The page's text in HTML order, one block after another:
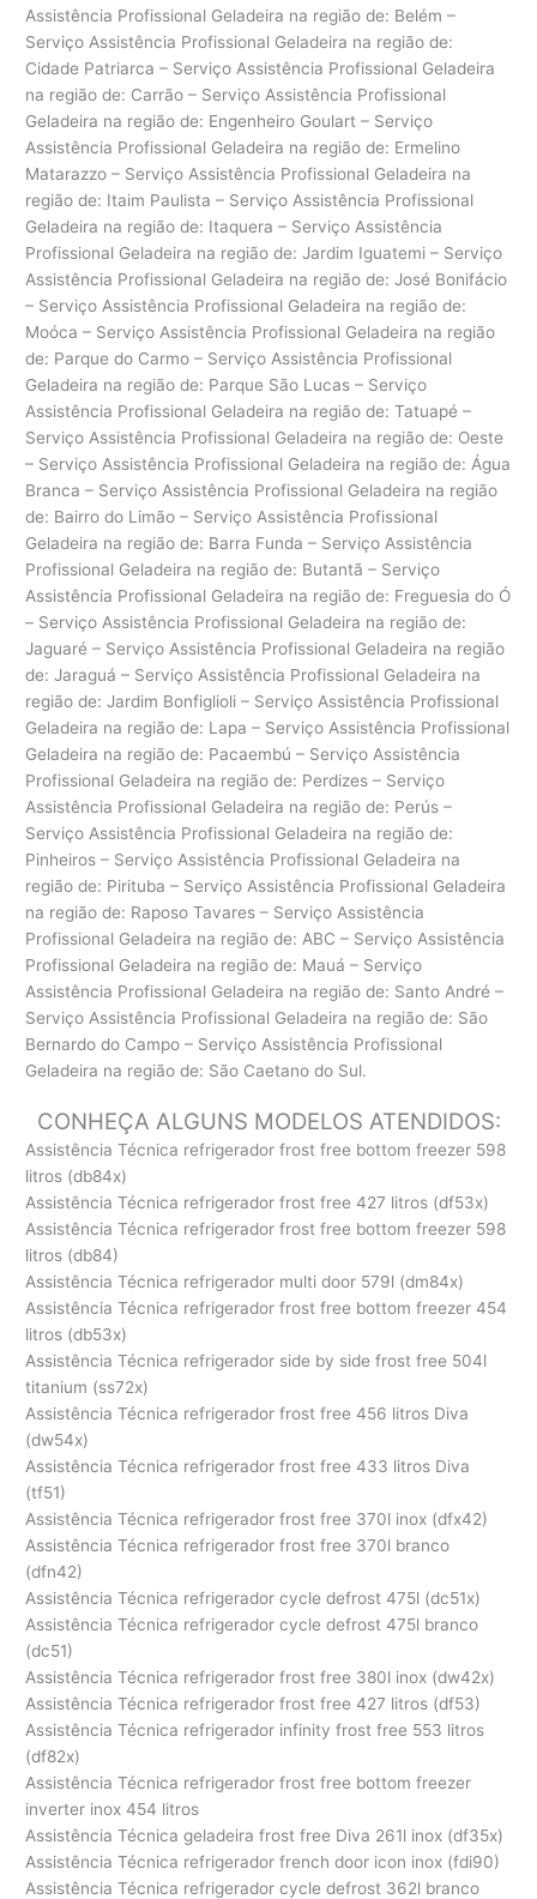
Assistência Profissional Geladeira na região de: Belém –
Serviço Assistência Profissional Geladeira na região de:
Cidade Patriarca – Serviço Assistência Profissional Geladeira
na região de: Carrão – Serviço Assistência Profissional
Geladeira na região de: Engenheiro Goulart – Serviço
Assistência Profissional Geladeira na região de: Ermelino
Matarazzo – Serviço Assistência Profissional Geladeira na
região de: Itaim Paulista – Serviço Assistência Profissional
Geladeira na região de: Itaquera – Serviço Assistência
Profissional Geladeira na região de: Jardim Iguatemi – Serviço
Assistência Profissional Geladeira na região de: José Bonifácio
– Serviço Assistência Profissional Geladeira na região de:
Moóca – Serviço Assistência Profissional Geladeira na região
de: Parque do Carmo – Serviço Assistência Profissional
Geladeira na região de: Parque São Lucas – Serviço
Assistência Profissional Geladeira na região de: Tatuapé –
Serviço Assistência Profissional Geladeira na região de: Oeste
– Serviço Assistência Profissional Geladeira na região de: Água
Branca – Serviço Assistência Profissional Geladeira na região
de: Bairro do Limão – Serviço Assistência Profissional
Geladeira na região de: Barra Funda – Serviço Assistência
Profissional Geladeira na região de: Butantã – Serviço
Assistência Profissional Geladeira na região de: Freguesia do Ó
– Serviço Assistência Profissional Geladeira na região de:
Jaguaré – Serviço Assistência Profissional Geladeira na região
de: Jaraguá – Serviço Assistência Profissional Geladeira na
região de: Jardim Bonfiglioli – Serviço Assistência Profissional
Geladeira na região de: Lapa – Serviço Assistência Profissional
Geladeira na região de: Pacaembú – Serviço Assistência
Profissional Geladeira na região de: Perdizes – Serviço
Assistência Profissional Geladeira na região de: Perús –
Serviço Assistência Profissional Geladeira na região de:
Pinheiros – Serviço Assistência Profissional Geladeira na
região de: Pirituba – Serviço Assistência Profissional Geladeira
na região de: Raposo Tavares – Serviço Assistência
Profissional Geladeira na região de: ABC – Serviço Assistência
Profissional Geladeira na região de: Mauá – Serviço
Assistência Profissional Geladeira na região de: Santo André –
Serviço Assistência Profissional Geladeira na região de: São
Bernardo do Campo – Serviço Assistência Profissional
Geladeira na região de: São Caetano do Sul.
CONHEÇA ALGUNS MODELOS ATENDIDOS:
Assistência Técnica refrigerador frost free bottom freezer 598
litros (db84x)
Assistência Técnica refrigerador frost free 427 litros (df53x)
Assistência Técnica refrigerador frost free bottom freezer 598
litros (db84)
Assistência Técnica refrigerador multi door 579l (dm84x)
Assistência Técnica refrigerador frost free bottom freezer 454
litros (db53x)
Assistência Técnica refrigerador side by side frost free 504l
titanium (ss72x)
Assistência Técnica refrigerador frost free 456 litros Diva
(dw54x)
Assistência Técnica refrigerador frost free 433 litros Diva
(tf51)
Assistência Técnica refrigerador frost free 370l inox (dfx42)
Assistência Técnica refrigerador frost free 370l branco
(dfn42)
Assistência Técnica refrigerador cycle defrost 475l (dc51x)
Assistência Técnica refrigerador cycle defrost 475l branco
(dc51)
Assistência Técnica refrigerador frost free 380l inox (dw42x)
Assistência Técnica refrigerador frost free 427 litros (df53)
Assistência Técnica refrigerador infinity frost free 553 litros
(df82x)
Assistência Técnica refrigerador frost free bottom freezer
inverter inox 454 litros
Assistência Técnica geladeira frost free Diva 261l inox (df35x)
Assistência Técnica refrigerador french door icon inox (fdi90)
Assistência Técnica refrigerador cycle defrost 362l branco